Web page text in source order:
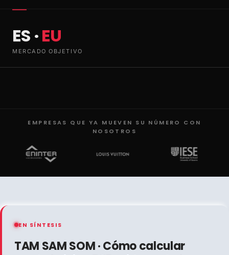
ES ·EU
MERCADO OBJETIVO
EMPRESAS QUE YA MUEVEN SU NÚMERO CON
NOSOTROS
EN SÍNTESIS
TAM SAM SOM · Cómo calcular